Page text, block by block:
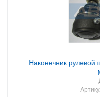
Наконечник рулевой